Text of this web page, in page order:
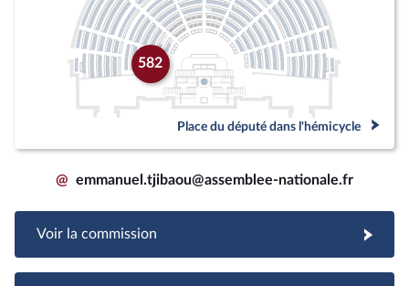
582
Place du député dans l'hémicycle
@ emmanuel.tjibaou@assemblee-nationale.fr
Voir la commission